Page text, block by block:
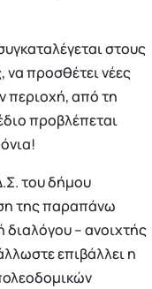
στους
προσθέτει νέες
περιοχή, από τη
προβλέπεται
του δήμου
της παραπάνω
– ανοιχτής
επιβάλλει η